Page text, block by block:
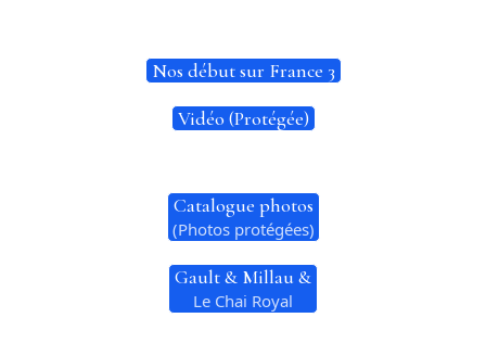
Nos début sur France 3
Vidéo (Protégée)
Catalogue photos
(Photos protégées)
Gault & Millau &
Le Chai Royal